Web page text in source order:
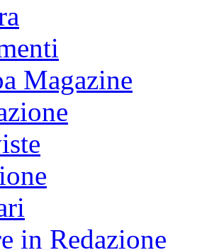
Magazine
in Redazione